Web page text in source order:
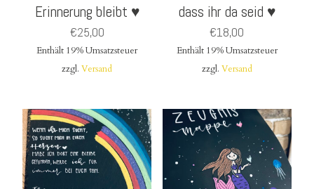
Erinnerung bleibt ♥
€25,00
Enthält 19% Umsatzsteuer
zzgl.Versand
dass ihr da seid ♥
€18,00
Enthält 19% Umsatzsteuer
zzgl. Versand